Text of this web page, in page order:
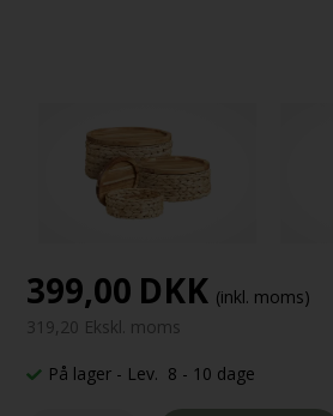
399,00 DKK (inkl. moms)
319,20 Ekskl. moms
På lager - Lev. 8 - 10 dage